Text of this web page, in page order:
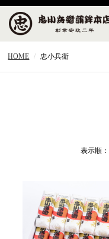
HOME 忠小兵衛
表示順：